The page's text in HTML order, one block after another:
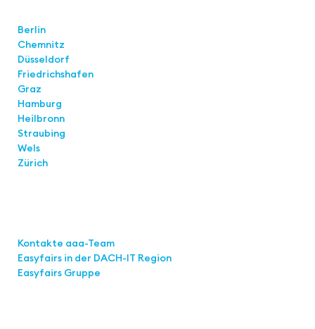
Berlin
Chemnitz
Düsseldorf
Friedrichshafen
Graz
Hamburg
Heilbronn
Straubing
Wels
Zürich
Kontakte aaa-Team
Easyfairs in der DACH-IT Region
Easyfairs Gruppe